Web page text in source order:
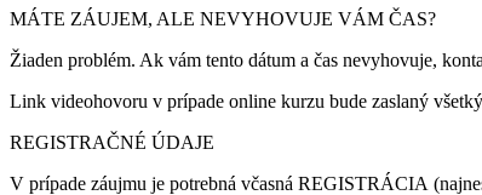
MÁTE ZÁUJEM, ALE NEVYHOVUJE VÁM ČAS?
Žiaden problém. Ak vám tento dátum a čas nevyhovuje,
Link videohovoru v prípade online kurzu bude zaslaný
REGISTRAČNÉ ÚDAJE
V prípade záujmu je potrebná včasná REGISTRÁCIA